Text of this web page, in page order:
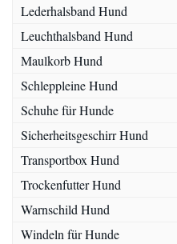
Lederhalsband Hund
Leuchthalsband Hund
Maulkorb Hund
Schleppleine Hund
Schuhe für Hunde
Sicherheitsgeschirr Hund
Transportbox Hund
Trockenfutter Hund
Warnschild Hund
Windeln für Hunde